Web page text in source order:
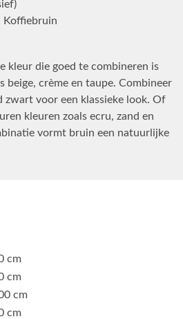
Koffiebruin
kleur die goed te combineren is
beige, crème en taupe. Combineer
zwart voor een klassieke look. Of
kleuren zoals ecru, zand en
vormt bruin een natuurlijke
cm
cm
cm
cm